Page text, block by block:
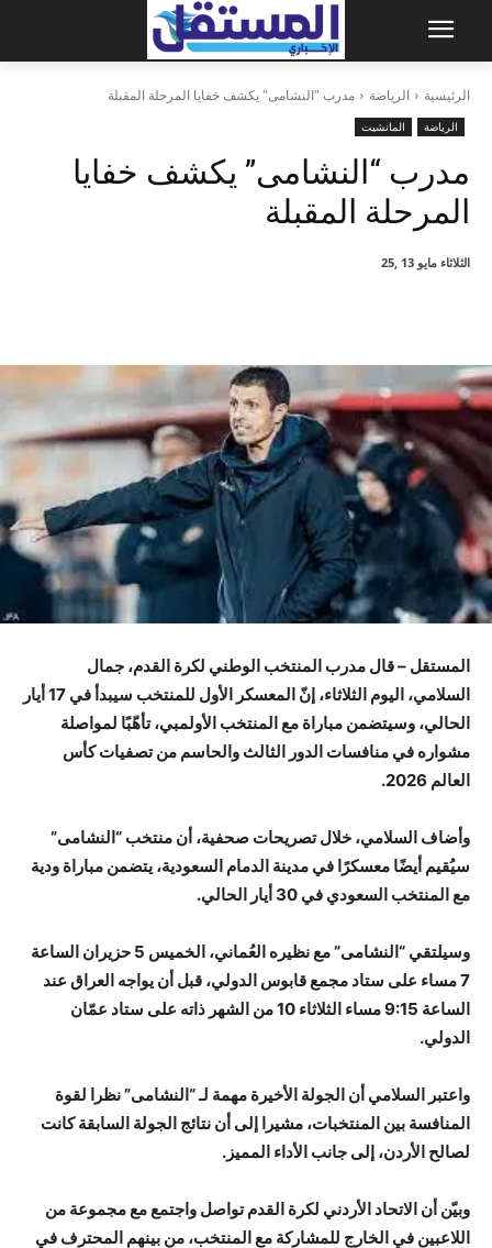
الرئيسية الرياضة مدرب "النشامى" يكشف خفايا المرحلة المقبلة
الرياضة المانشيت
مدرب “النشامى” يكشف خفايا
المرحلة المقبلة
الثلاثاء مايو 13 ,25
المستقل – قال مدرب المنتخب الوطني لكرة القدم، جمال
السلامي، اليوم الثلاثاء، إنّ المعسكر الأول للمنتخب سيبدأ في 17 أيار
الحالي، وسيتضمن مباراة مع المنتخب الأولمبي، تأهّبًا لمواصلة
مشواره في منافسات الدور الثالث والحاسم من تصفيات كأس
العالم 2026.
وأضاف السلامي، خلال تصريحات صحفية، أن منتخب “النشامى”
سيُقيم أيضًا معسكرًا في مدينة الدمام السعودية، يتضمن مباراة ودية
مع المنتخب السعودي في 30 أيار الحالي.
وسيلتقي “النشامى” مع نظيره العُماني، الخميس 5 حزيران الساعة
7 مساء على ستاد مجمع قابوس الدولي، قبل أن يواجه العراق عند
الساعة 9:15 مساء الثلاثاء 10 من الشهر ذاته على ستاد عمّان
الدولي.
واعتبر السلامي أن الجولة الأخيرة مهمة لـ “النشامى” نظرا لقوة
المنافسة بين المنتخبات، مشيرا إلى أن نتائج الجولة السابقة كانت
لصالح الأردن، إلى جانب الأداء المميز.
وبيّن أن الاتحاد الأردني لكرة القدم تواصل واجتمع مع مجموعة من
اللاعبين في الخارج للمشاركة مع المنتخب، من بينهم المحترف في